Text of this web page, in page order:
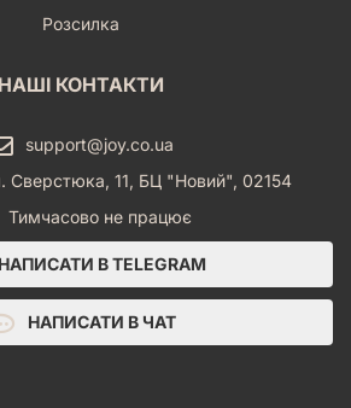
Розсилка
НАШІ КОНТАКТИ
support@joy.co.ua
Сверстюка, 11, БЦ "Новий", 02154
Тимчасово не працює
НАПИСАТИ В TELEGRAM
НАПИСАТИ В ЧАТ